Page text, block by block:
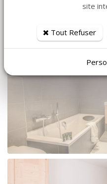
site
Tout Refuser